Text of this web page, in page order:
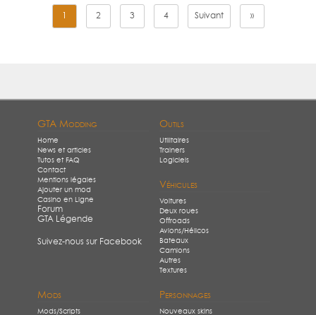
2 3 4 Suivant »
GTA Modding
Home
News et articles
Tutos et FAQ
Contact
Mentions légales
Ajouter un mod
Casino en Ligne
Forum
GTA Légende
Suivez-nous sur Facebook
Outils
Utilitaires
Trainers
Logiciels
Véhicules
Voitures
Deux roues
Offroads
Avions/Hélicos
Bateaux
Camions
Autres
Textures
Mods
Mods/Scripts
Personnages
Nouveaux skins